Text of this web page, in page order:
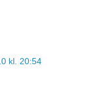
kl. 20:54